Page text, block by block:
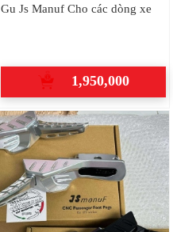
Gu Js Manuf Cho các dòng xe
1,950,000